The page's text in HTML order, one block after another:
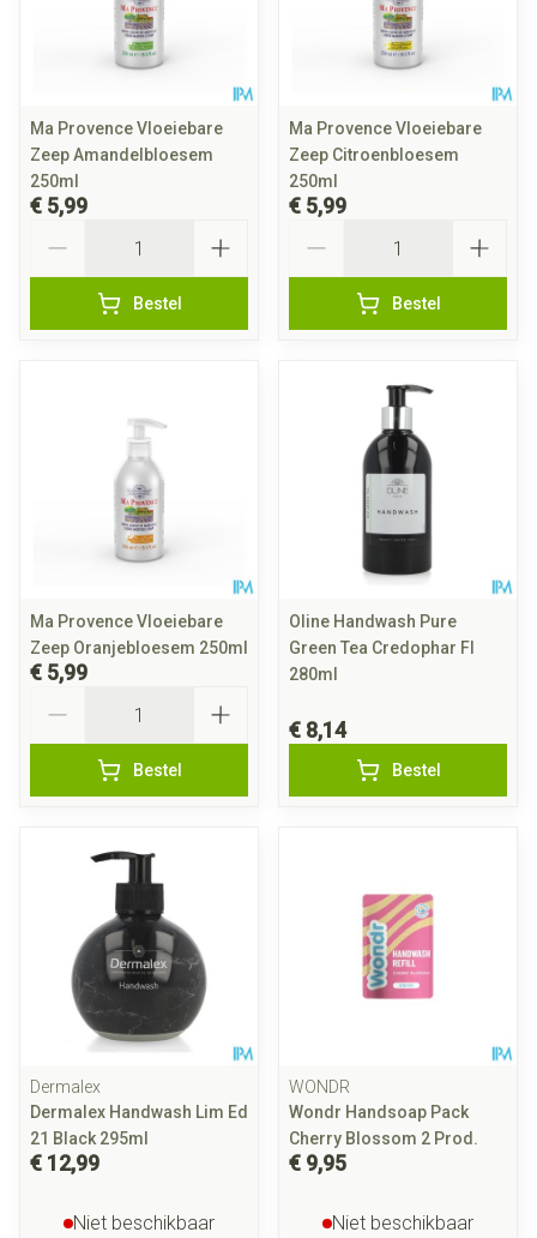
Ma Provence Vloeiebare
Zeep Amandelbloesem
250ml
€ 5,99
Bestel
Ma Provence Vloeiebare
Zeep Citroenbloesem
250ml
€ 5,99
Bestel
Ma Provence Vloeiebare
Zeep Oranjebloesem 250ml
€ 5,99
Bestel
Oline Handwash Pure
Green Tea Credophar Fl
280ml
€ 8,14
Bestel
Dermalex
Dermalex Handwash Lim Ed
21 Black 295ml
€ 12,99
Niet beschikbaar
WONDR
Wondr Handsoap Pack
Cherry Blossom 2 Prod.
€ 9,95
Niet beschikbaar